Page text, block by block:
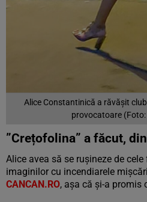
Alice Constantinică a răvășit
provocatoare (Foto:
”Crețofolina” a făcut,
Alice avea să se rușineze de
imaginilor cu incendiarele
CANCAN.RO, așa că și-a promis